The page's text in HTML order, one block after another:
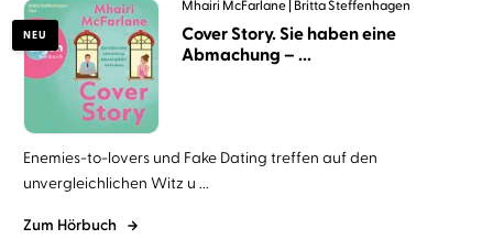
NEU
Mhairi McFarlane Britta Steffenhagen
Cover Story. Sie haben eine
Abmachung – ...
Enemies-to-lovers und Fake Dating treffen auf den
unvergleichlichen Witz u ...
Zum Hörbuch